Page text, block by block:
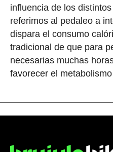
influencia de los
referimos al pedaleo a
dispara el consumo
tradicional de que para
necesarias muchas
favorecer el